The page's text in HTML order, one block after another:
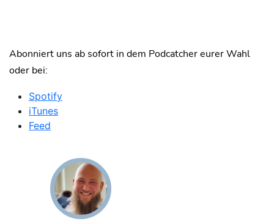
Abonniert uns ab sofort in dem Podcatcher eurer Wahl
oder bei:
Spotify
iTunes
Feed